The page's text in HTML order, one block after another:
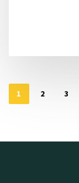
1 2 3